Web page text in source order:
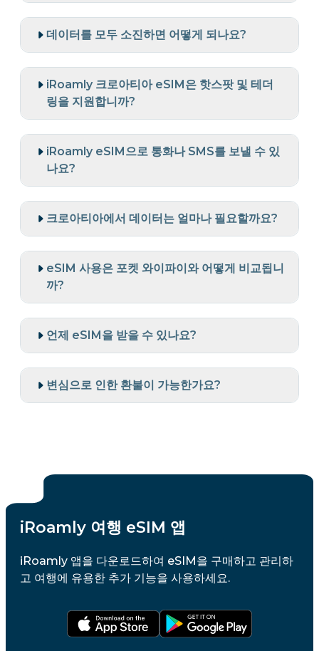
데이터를 모두 소진하면 어떻게 되나요?
iRoamly 크로아티아 eSIM은 핫스팟 및 테더
링을 지원합니까?
iRoamly eSIM으로 통화나 SMS를 보낼 수 있
나요?
크로아티아에서 데이터는 얼마나 필요할까요?
eSIM 사용은 포켓 와이파이와 어떻게 비교됩니
까?
언제 eSIM을 받을 수 있나요?
변심으로 인한 환불이 가능한가요?
iRoamly 여행 eSIM 앱
iRoamly 앱을 다운로드하여 eSIM을 구매하고 관리하
고 여행에 유용한 추가 기능을 사용하세요.